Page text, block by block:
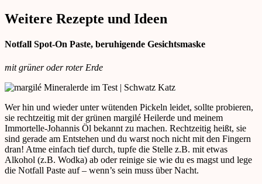
Weitere Rezepte und Ideen
Notfall Spot-On Paste, beruhigende Gesichtsmaske
mit grüner oder roter Erde
Wer hin und wieder unter wütenden Pickeln leidet, sollte probieren,
sie rechtzeitig mit der grünen margilé Heilerde und meinem
Immortelle-Johannis Öl bekannt zu machen. Rechtzeitig heißt, sie
sind gerade am Entstehen und du warst noch nicht mit den Fingern
dran! Atme einfach tief durch, tupfe die Stelle z.B. mit etwas
Alkohol (z.B. Wodka) ab oder reinige sie wie du es magst und lege
die Notfall Paste auf – wenn’s sein muss über Nacht.